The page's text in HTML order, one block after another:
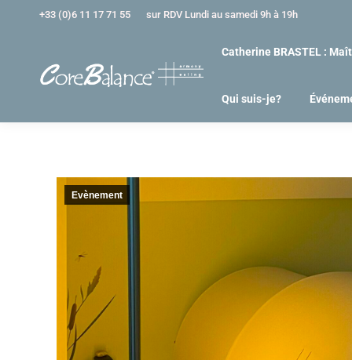
+33 (0)6 11 17 71 55 sur RDV Lundi au samedi 9h à 19h
Catherine BRASTEL :
Qui suis-je?
Evènement